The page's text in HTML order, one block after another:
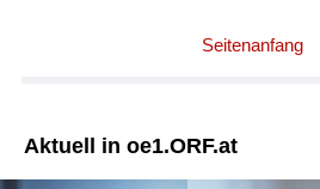
Seitenanfang
Aktuell in oe1.ORF.at